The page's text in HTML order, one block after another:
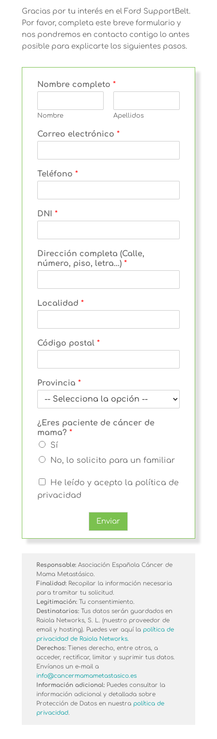
Gracias por tu interés en el Ford SupportBelt.
Por favor, completa este breve formulario y
nos pondremos en contacto contigo lo antes
posible para explicarte los siguientes pasos.
Nombre completo *
Nombre Apellidos
Correo electrónico *
Teléfono *
DNI *
Dirección completa (Calle,
número, piso, letra...) *
Localidad *
Código postal *
u
n
q
e
Provincia *
¿Eres paciente de cáncer de
mama? *
Sí
No, lo solicito para un familiar
He leído y acepto la política de
privacidad
Enviar
Alternative:
Responsable:Asociación Española Cáncer de
Mama Metastásico.
Finalidad:Recopilar la información necesaria
para tramitar tu solicitud.
Legitimación:Tu consentimiento.
Destinatarios:Tus datos serán guardados en
Raiola Networks, S. L. (nuestro proveedor de
email y hosting). Puedes ver aquí la política de
privacidad de Raiola Networks.
Derechos:Tienes derecho, entre otros, a
acceder, rectificar, limitar y suprimir tus datos.
Envíanos un e-mail a
info@cancermamametastasico.es
Información adicional:Puedes consultar la
información adicional y detallada sobre
Protección de Datos en nuestra política de
privacidad.